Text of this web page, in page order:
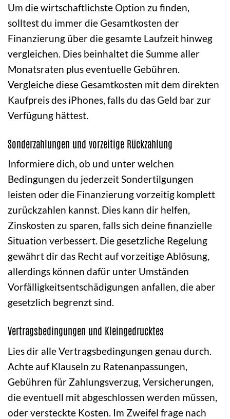
Um die wirtschaftlichste Option zu finden,
solltest du immer die Gesamtkosten der
Finanzierung über die gesamte Laufzeit hinweg
vergleichen. Dies beinhaltet die Summe aller
Monatsraten plus eventuelle Gebühren.
Vergleiche diese Gesamtkosten mit dem direkten
Kaufpreis des iPhones, falls du das Geld bar zur
Verfügung hättest.
Sonderzahlungen und vorzeitige Rückzahlung
Informiere dich, ob und unter welchen
Bedingungen du jederzeit Sondertilgungen
leisten oder die Finanzierung vorzeitig komplett
zurückzahlen kannst. Dies kann dir helfen,
Zinskosten zu sparen, falls sich deine finanzielle
Situation verbessert. Die gesetzliche Regelung
gewährt dir das Recht auf vorzeitige Ablösung,
allerdings können dafür unter Umständen
Vorfälligkeitsentschädigungen anfallen, die aber
gesetzlich begrenzt sind.
Vertragsbedingungen und Kleingedrucktes
Lies dir alle Vertragsbedingungen genau durch.
Achte auf Klauseln zu Ratenanpassungen,
Gebühren für Zahlungsverzug, Versicherungen,
die eventuell mit abgeschlossen werden müssen,
oder versteckte Kosten. Im Zweifel frage nach